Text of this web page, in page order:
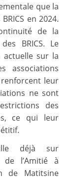
que la
en 2024.
de la
BRICS. Le
sur la
associations
renforcent leur
ne sont
des
ce qui leur
déjà sur
de l’Amitié à
de Matitsine